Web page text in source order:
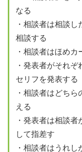
なる
・相談者は相談
相談する
・相談者はほめ
・発表者がそれ
セリフを発表する
・相談者はどち
える
・発表者は相談
して指差す
・相談者はうれ